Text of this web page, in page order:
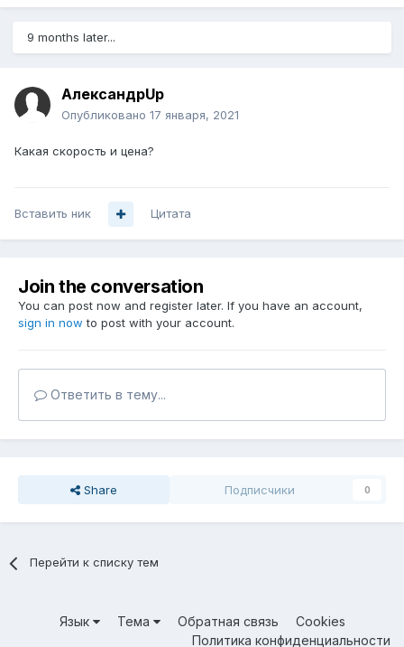
9 months later...
АлександрUp
Опубликовано 17 января, 2021
Какая скорость и цена?
Вставить ник Цитата
Join the conversation
You can post now and register later. If you have an account,
sign in now to post with your account.
Ответить в тему...
Share Подписчики 0
Перейти к списку тем
Язык Тема Обратная связь
Cookies
Политика конфиденциальности